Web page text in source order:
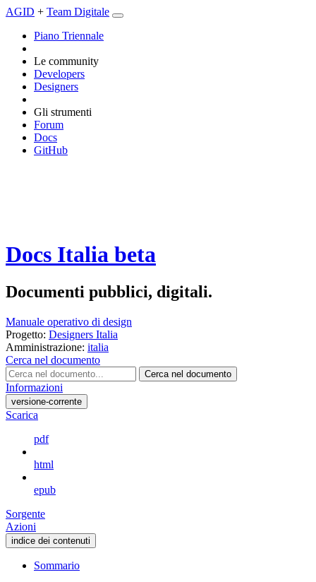
AGID + Team Digitale
Piano Triennale
Le community
Developers
Designers
Gli strumenti
Forum
Docs
GitHub
Docs Italia beta
Documenti pubblici, digitali.
Manuale operativo di design
Progetto: Designers Italia
Amministrazione: italia
Cerca nel documento
Cerca nel documento
Informazioni
versione-corrente
Scarica
pdf
html
epub
Sorgente
Azioni
indice dei contenuti
Sommario